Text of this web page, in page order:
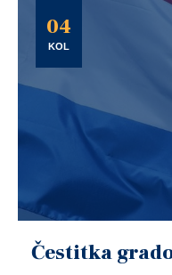
04
KOL
Čestitka